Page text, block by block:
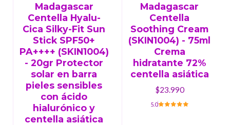
Madagascar
Centella Hyalu-
Cica Silky-Fit Sun
Stick SPF50+
PA++++ (SKIN1004)
- 20gr Protector
solar en barra
pieles sensibles
con ácido
hialurónico y
centella asiática
Madagascar
Centella
Soothing Cream
(SKIN1004) - 75ml
Crema
hidratante 72%
centella asiática
$23.990
5.0